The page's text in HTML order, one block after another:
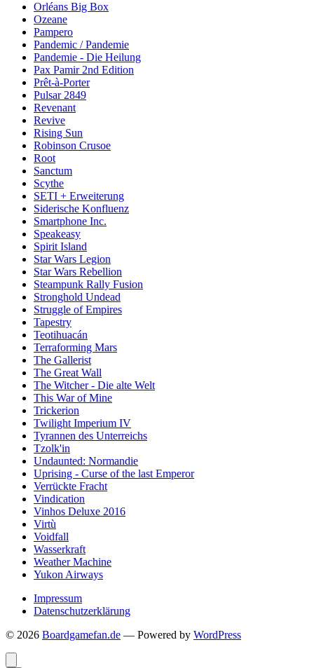
Orléans Big Box
Ozeane
Pampero
Pandemic / Pandemie
Pandemie - Die Heilung
Pax Pamir 2nd Edition
Prêt-à-Porter
Pulsar 2849
Revenant
Revive
Rising Sun
Robinson Crusoe
Root
Sanctum
Scythe
SETI + Erweiterung
Siderische Konfluenz
Smartphone Inc.
Speakeasy
Spirit Island
Star Wars Legion
Star Wars Rebellion
Steampunk Rally Fusion
Stronghold Undead
Struggle of Empires
Tapestry
Teotihuacán
Terraforming Mars
The Gallerist
The Great Wall
The Witcher - Die alte Welt
This War of Mine
Trickerion
Twilight Imperium IV
Tyrannen des Unterreichs
Tzolk'in
Undaunted: Normandie
Uprising - Curse of the last Emperor
Verrückte Fracht
Vindication
Vinhos Deluxe 2016
Virtù
Voidfall
Wasserkraft
Weather Machine
Yukon Airways
Impressum
Datenschutzerklärung
© 2026 Boardgamefan.de — Powered by WordPress